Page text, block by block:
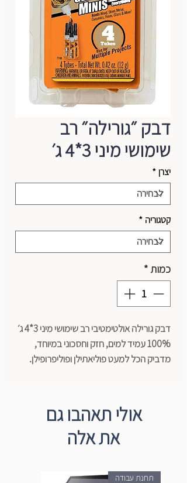
דבק ״גורילה״ רב
שימושי מיני 3*4 ג׳
יצרן *
קטגוריה *
כמות*
דבק גורילה אולטימטיבי רב שימושי מיני 3*4 ג׳
100% עמיד למים, חזק וחסכוני במיוחד,
מדביק הכל למעט פוליאתילן ופוליפרופילן.
אולי תאהבו גם
את אלה
תחנת עבודה